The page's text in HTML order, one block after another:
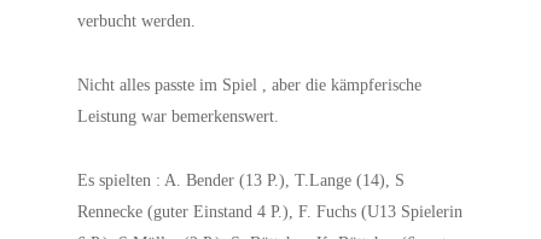
verbucht werden.
Nicht alles passte im Spiel , aber die kämpferische
Leistung war bemerkenswert.
Es spielten : A. Bender (13 P.), T.Lange (14), S
Rennecke (guter Einstand 4 P.), F. Fuchs (U13 Spielerin